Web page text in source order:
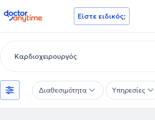
doctoranytime Είστε ειδικός;
Διαθεσιμότητα Υπηρεσίες